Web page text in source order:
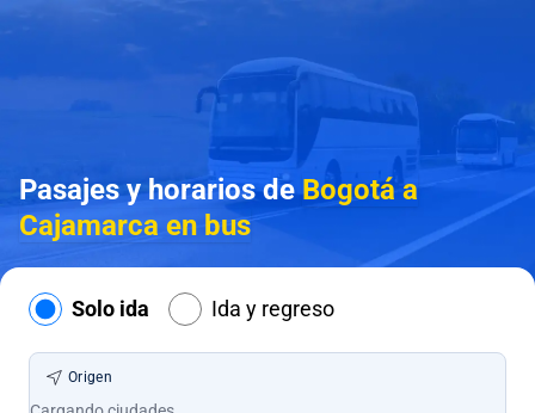
Pasajes y horarios deBogotá a
Cajamarca en bus
Solo ida Ida y regreso
Origen